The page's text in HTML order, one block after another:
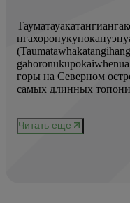
горы на Северном
самых длинных
Читать еще